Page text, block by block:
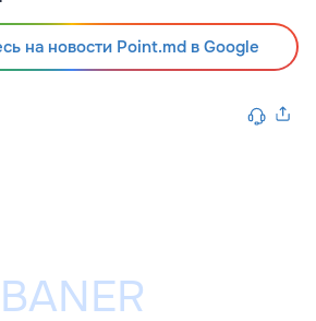
на новости Point.md в Google